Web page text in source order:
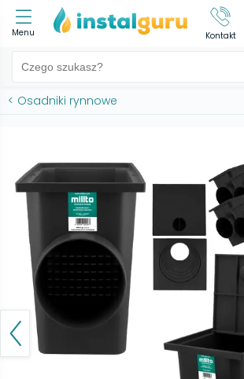
Menu Kontakt
< Osadniki rynnowe